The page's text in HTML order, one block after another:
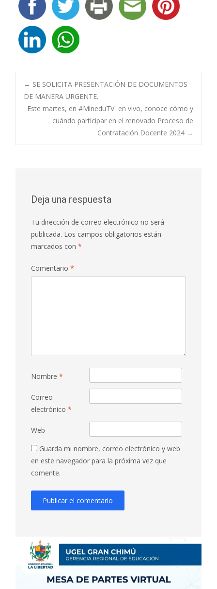
Navegación
entradas
← SE SOLICITA PRESENTACIÓN DE DOCUMENTOS
DE MANERA URGENTE.
Este martes, en #MineduTV en vivo, conoce cómo y
cuándo participar en el renovado Proceso de
Contratación Docente 2024 →
Deja una respuesta
Tu dirección de correo electrónico no será
publicada. Los campos obligatorios están
marcados con *
Comentario *
Nombre *
Correo
electrónico *
Web
Guarda mi nombre, correo electrónico y web
en este navegador para la próxima vez que
comente.